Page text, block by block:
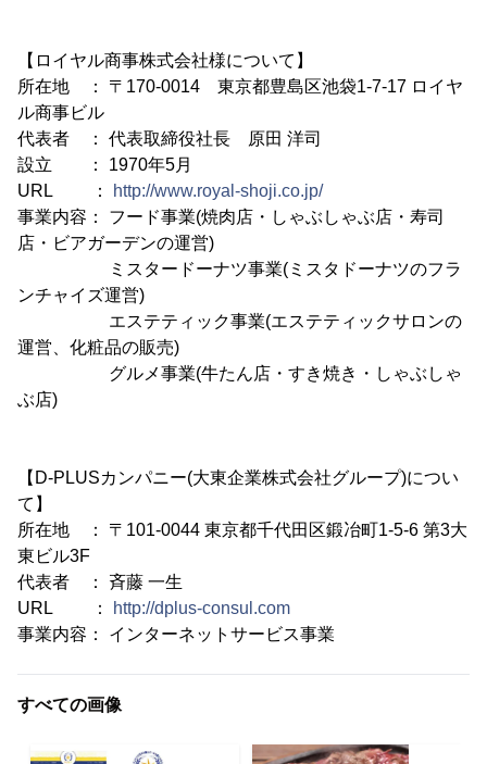
【ロイヤル商事株式会社様について】
所在地 ： 〒170-0014 東京都豊島区池袋1-7-17 ロイヤ
ル商事ビル
代表者 ： 代表取締役社長 原田 洋司
設立 ： 1970年5月
URL ：
http://www.royal-shoji.co.jp/
事業内容： フード事業(焼肉店・しゃぶしゃぶ店・寿司
店・ビアガーデンの運営)
ミスタードーナツ事業(ミスタドーナツのフラ
ンチャイズ運営)
エステティック事業(エステティックサロンの
運営、化粧品の販売)
グルメ事業(牛たん店・すき焼き・しゃぶしゃ
ぶ店)
【D-PLUSカンパニー(大東企業株式会社グループ)につい
て】
所在地 ： 〒101-0044 東京都千代田区鍛冶町1-5-6 第3大
東ビル3F
代表者 ： 斉藤 一生
URL ：
http://dplus-consul.com
事業内容： インターネットサービス事業
すべての画像